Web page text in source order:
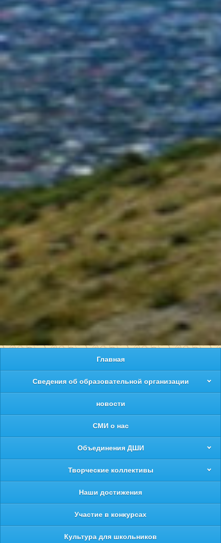
Главная
Сведения об образовательной организации
новости
СМИ о нас
Объединения ДШИ
Творческие коллективы
Наши достижения
Участие в конкурсах
Культура для школьников